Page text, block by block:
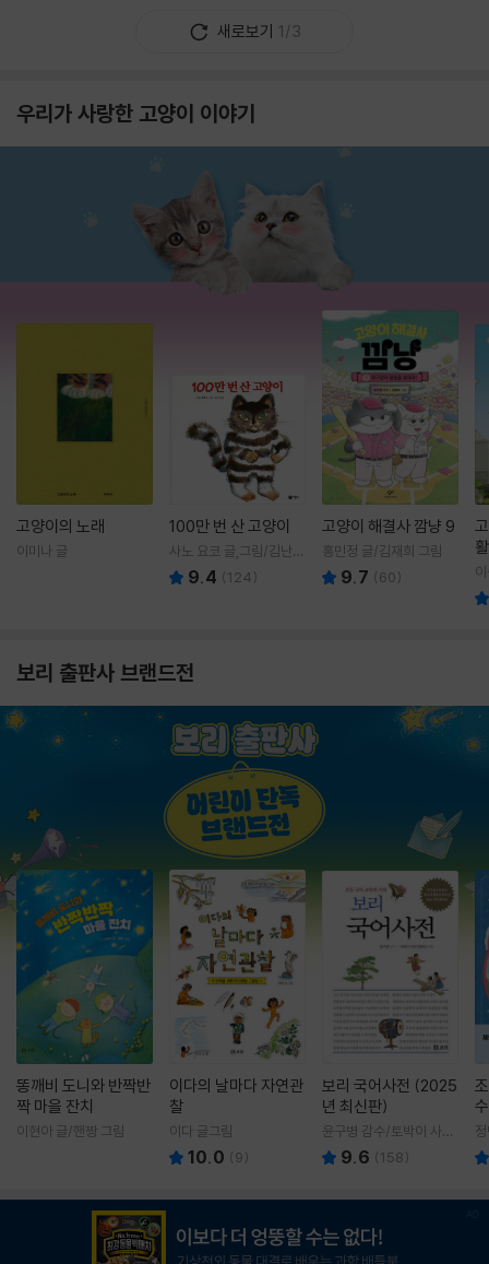
새로보기 1/3
우리가 사랑한 고양이 이야기
고양이의 노래
이미나 글
100만 번 산 고양이
사노 요코 글,그림/김난주
역 9.4 (124)
고양이 해결사 깜냥 9
홍민정 글/김재희 그림
9.7 (60)
보리 출판사 브랜드전
똥깨비 도니와 반짝반
짝 마을 잔치
이현아 글/핸짱 그림
이다의 날마다 자연관
찰
이다 글그림
10.0 (9)
보리 국어사전 (2025
년 최신판)
윤구병 감수/토박이 사전
편찬실 편
9.6 (158)